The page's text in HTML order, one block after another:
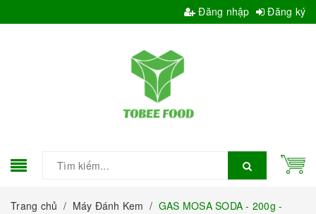
Đăng nhập Đăng ký
Trang chủ / Máy Đánh Kem / GAS MOSA SODA - 200g -